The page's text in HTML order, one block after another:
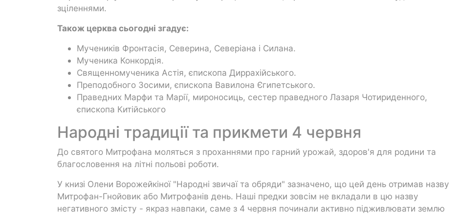
зціленнями.
Також церква сьогодні згадує:
Мучеників Фронтасія, Северина, Северіана і Силана.
Мученика Конкордія.
Священномученика Астія, єпископа Диррахійського.
Преподобного Зосими, єпископа Вавилона Єгипетського.
Праведних Марфи та Марії, мироносиць, сестер праведного Лазаря Чотириденного,
єпископа Китійського
Народні традиції та прикмети 4 червня
До святого Митрофана моляться з проханнями про гарний урожай, здоров'я для родини та
благословення на літні польові роботи.
У книзі Олени Ворожейкіної "Народні звичаї та обряди" зазначено, що цей день отримав назву
Митрофан-Гнойовик або Митрофанів день. Наші предки зовсім не вкладали в цю назву
негативного змісту - якраз навпаки, саме з 4 червня починали активно підживлювати землю